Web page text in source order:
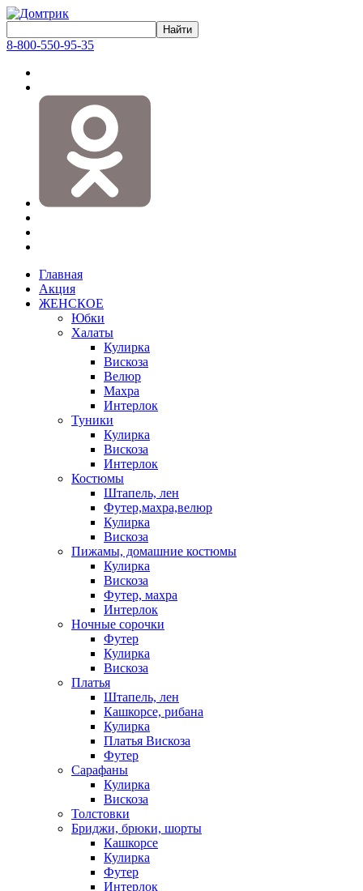
8-800-550-95-35
Главная
Акция
ЖЕНСКОЕ
Юбки
Халаты
Кулирка
Вискоза
Велюр
Махра
Интерлок
Туники
Кулирка
Вискоза
Интерлок
Костюмы
Штапель, лен
Футер,махра,велюр
Кулирка
Вискоза
Пижамы, домашние костюмы
Кулирка
Вискоза
Футер, махра
Интерлок
Ночные сорочки
Футер
Кулирка
Вискоза
Платья
Штапель, лен
Кашкорсе, рибана
Кулирка
Платья Вискоза
Футер
Сарафаны
Кулирка
Вискоза
Толстовки
Бриджи, брюки, шорты
Кашкорсе
Кулирка
Футер
Интерлок